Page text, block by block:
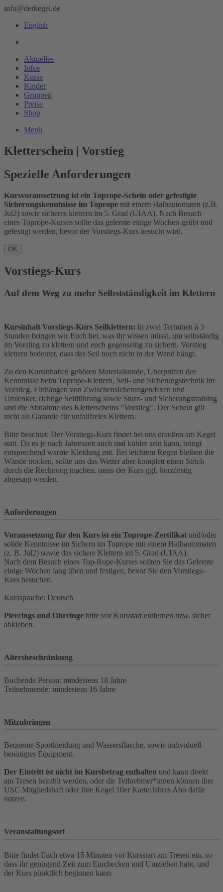
info@derkegel.de
English
Aktuelles
Infos
Kurse
Kinder
Gruppen
Preise
Shop
Menü
Kletterschein | Vorstieg
Spezielle Anforderungen
Kursvoraussetzung ist ein Toprope-Schein oder gefestigte
Sicherungskenntnisse im Toprope mit einem Halbautomaten (z.B.
Jul2) sowie sicheres klettern im 5. Grad (UIAA). Nach Besuch
eines Toprope-Kurses sollte das gelernte einige Wochen geübt und
gefestigt werden, bevor der Vorstiegs-Kurs besucht wird.
OK
Vorstiegs-Kurs
Auf dem Weg zu mehr Selbstständigkeit im Klettern
Kursinhalt Vorstiegs-Kurs Seilklettern: In zwei Terminen à 3
Stunden bringen wir Euch bei, was ihr wissen müsst, um selbständig
im Vorstieg zu klettern und euch gegenseitig zu sichern. Vorstieg
klettern bedeutet, dass das Seil noch nicht in der Wand hängt.
Zu den Kursinhalten gehören Materialkunde, Überprüfen der
Kenntnisse beim Toprope-Klettern, Seil- und Sicherungstechnik im
Vorstieg, Einhängen von Zwischensicherungen/Exen und
Umlenker, richtige Seilführung sowie Sturz- und Sicherungstraining
und die Abnahme des Kletterscheins "Vorstieg". Der Schein gilt
nicht als Garantie für unfallfreies Klettern.
Bitte beachtet: Der Vorstiegs-Kurs findet bei uns draußen am Kegel
statt. Da es je nach Jahreszeit auch mal kühler sein kann, bringt
entsprechend warme Kleidung mit. Bei leichtem Regen bleiben die
Wände trocken, sollte uns das Wetter aber komplett einen Strich
durch die Rechnung machen, muss der Kurs ggf. kurzfristig
abgesagt werden.
Anforderungen
Voraussetzung für den Kurs ist ein Toprope-Zertifikat und/oder
solide Kenntnisse im Sichern im Toprope mit einem Halbautomaten
(z. B. Jul2) sowie das sichere Klettern im 5. Grad (UIAA).
Nach dem Besuch eines Top-Rope-Kurses sollten Sie das Gelernte
einige Wochen lang üben und festigen, bevor Sie den Vorstiegs-
Kurs besuchen.
Kurssprache: Deutsch
Piercings und Ohrringe bitte vor Kursstart entfernen bzw. sicher
abkleben.
Altersbeschränkung
Buchende Person: mindestens 18 Jahre
Teilnehmende: mindestens 16 Jahre
Mitzubringen
Bequeme Sportkleidung und Wassersflasche, sowie individuell
benötigtes Equipment.
Der Eintritt ist nicht im Kursbetrag enthalten und kann direkt
am Tresen bezahlt werden, oder die Teilnehmer*innen können ihre
USC Mitgliedshaft oder ihre Kegel 10er Karte/Jahres Abo dafür
nutzen.
Veranstaltungsort
Bitte findet Euch etwa 15 Minuten vor Kursstart am Tresen ein, so
dass ihr genügend Zeit zum Einchecken und Umziehen habt, und
der Kurs pünktlich beginnen kann.